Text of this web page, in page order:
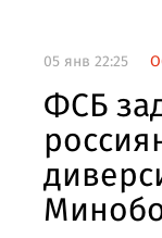
05 янв 22:25
ФСБ